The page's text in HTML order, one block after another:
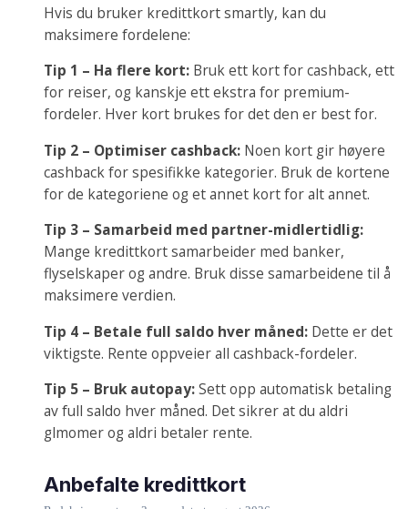
Hvis du bruker kredittkort smartly, kan du
maksimere fordelene:
Tip 1 – Ha flere kort: Bruk ett kort for cashback, ett
for reiser, og kanskje ett ekstra for premium-
fordeler. Hver kort brukes for det den er best for.
Tip 2 – Optimiser cashback: Noen kort gir høyere
cashback for spesifikke kategorier. Bruk de kortene
for de kategoriene og et annet kort for alt annet.
Tip 3 – Samarbeid med partner-midlertidlig:
Mange kredittkort samarbeider med banker,
flyselskaper og andre. Bruk disse samarbeidene til å
maksimere verdien.
Tip 4 – Betale full saldo hver måned: Dette er det
viktigste. Rente oppveier all cashback-fordeler.
Tip 5 – Bruk autopay:Sett opp automatisk betaling
av full saldo hver måned. Det sikrer at du aldri
glmomer og aldri betaler rente.
Anbefalte kredittkort